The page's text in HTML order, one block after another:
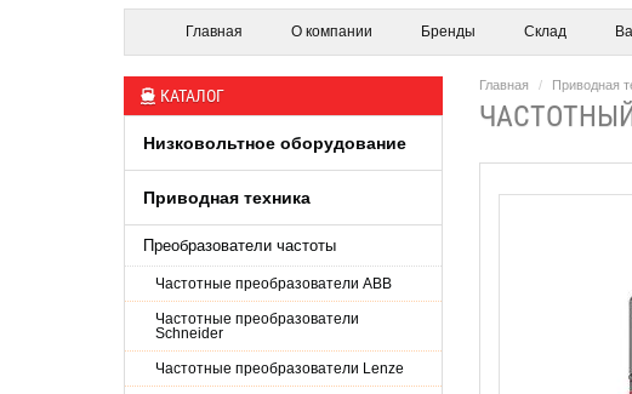
Главная О компании Бренды Склад
КАТАЛОГ
Низковольтное оборудование
Приводная техника
Преобразователи частоты
Частотные преобразователи ABB
Частотные преобразователи
Schneider
Частотные преобразователи Lenze
Главная Приводная
ЧАСТОТНЫЙ